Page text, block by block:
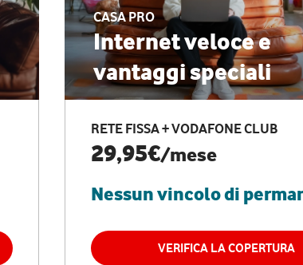
CASA PRO
Internet veloce e
vantaggi speciali
RETE FISSA + VODAFONE CLUB
29,95€/mese
Nessun vincolo di
VERIFICA LA COPERTURA